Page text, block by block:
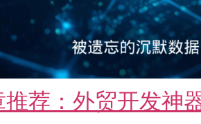
荐：外贸开发神